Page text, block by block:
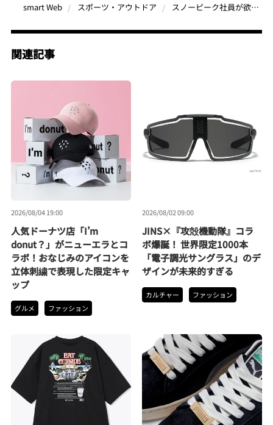
smart Web スポーツ・アウトドア スノーピーク社員が欲しいサングラスをJINSが作った！川釣りやキャンプで活躍、壊れにくさもアップで頼もしい
関連記事
2026/08/04 19:00
人気ドーナツ店「I’m
donut？」がニューエラとコ
ラボ！おなじみのアイコンを
立体刺繍で表現した限定キャ
ップ
グルメ ファッション
2026/08/02 09:00
JINS×『攻殻機動隊』コラ
ボ爆誕！ 世界限定1000本
「電子調光サングラス」のデ
ザインが未来的すぎる
カルチャー ファッション